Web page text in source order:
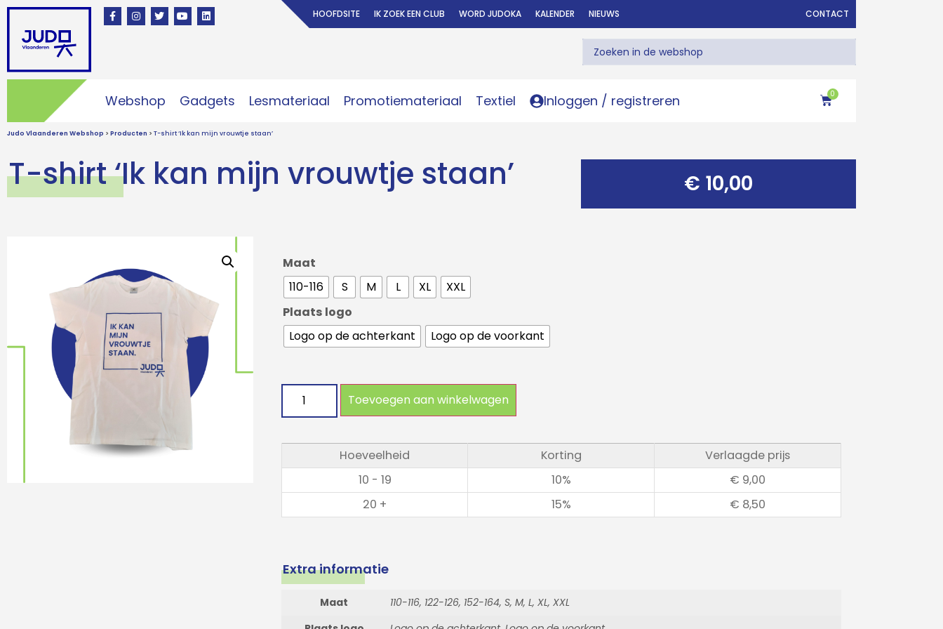
HOOFDSITE IK ZOEK EEN CLUB WORD JUDOKA KALENDER NIEUWS CONTACT
Webshop Gadgets Lesmateriaal Promotiemateriaal Textiel Inloggen / registreren 0
Judo Vlaanderen Webshop > Producten > T-shirt ‘Ik kan mijn vrouwtje staan’
T-shirt ‘Ik kan mijn vrouwtje staan’ € 10,00
Maat
110-116
S M L XL
XXL
Plaats logo
Logo op de achterkant
Logo op de voorkant
Toevoegen aan winkelwagen
Hoeveelheid Korting
Verlaagde prijs
10 - 19
10% € 9,00
20 +
15% € 8,50
Extra informatie
Maat
110-116, 122-126, 152-164, S, M, L, XL, XXL